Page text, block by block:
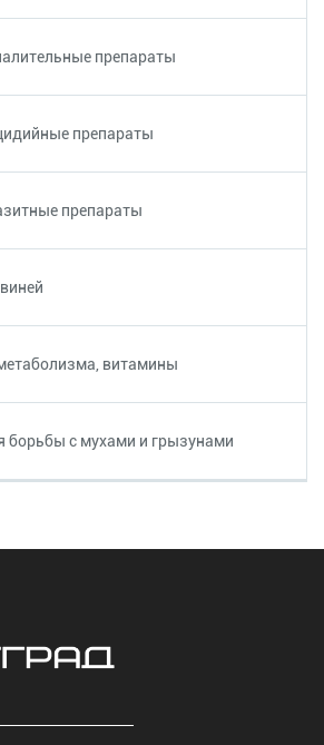
препараты
препараты
препараты
витамины
борьбы с мухами и грызунами